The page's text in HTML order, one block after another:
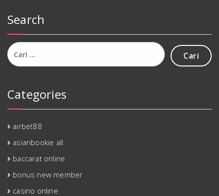
Search
Cari
untuk:
Categories
airbet88
asianbookie all
baccarat online
bonus new member
casino online